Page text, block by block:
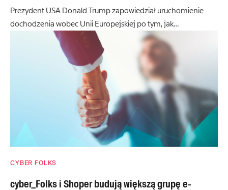
Prezydent USA Donald Trump zapowiedział uruchomienie
dochodzenia wobec Unii Europejskiej po tym, jak…
CYBER FOLKS
cyber_Folks i Shoper budują większą grupę e-